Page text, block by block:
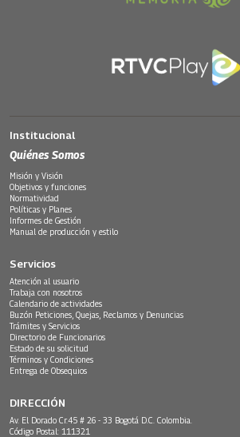
Institucional
Quiénes Somos
Misión y Visión
Objetivos y funciones
Normatividad
Políticas y Planes
Informes de Gestión
Manual de producción y estilo
Servicios
Atención al usuario
Trabaja con nosotros
Calendario de actividades
Buzón Peticiones, Quejas, Reclamos y Denuncias
Trámites y Servicios
Directorio de Funcionarios
Estado de su solicitud
Términos y Condiciones
Entrega de Obsequios
DIRECCIÓN
Av. El Dorado Cr.45 # 26 - 33 Bogotá D.C. Colombia.
Código Postal: 111321